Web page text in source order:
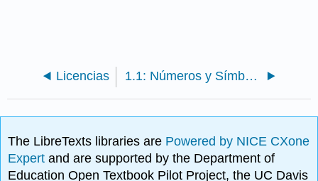
Licencias 1.1: Números y Símbolos
The LibreTexts libraries are Powered by NICE CXone
Expertand are supported by the Department of
Education Open Textbook Pilot Project, the UC Davis